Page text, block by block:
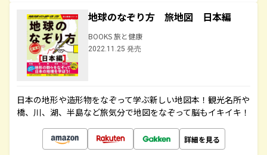
地球のなぞり方 旅地図 日本編
BOOKS 旅と健康
2022.11.25 発売
日本の地形や造形物をなぞって学ぶ新しい地図本！観光名所や
橋、川、湖、半島など旅気分で地図をなぞって脳もイキイキ！
詳細を見る